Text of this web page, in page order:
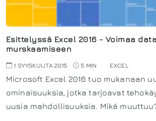
Esittelyssä Excel 2016 - Voimaa
murskaamiseen
1 SYYSKUUTA 2015 5 MIN EXCEL
Microsoft Excel 2016 tuo mukanaan
ominaisuuksia, jotka tarjoavat
uusia mahdollisuuksia. Mikä